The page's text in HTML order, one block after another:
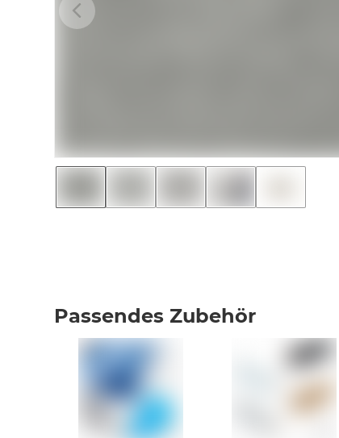
Passendes Zubehör